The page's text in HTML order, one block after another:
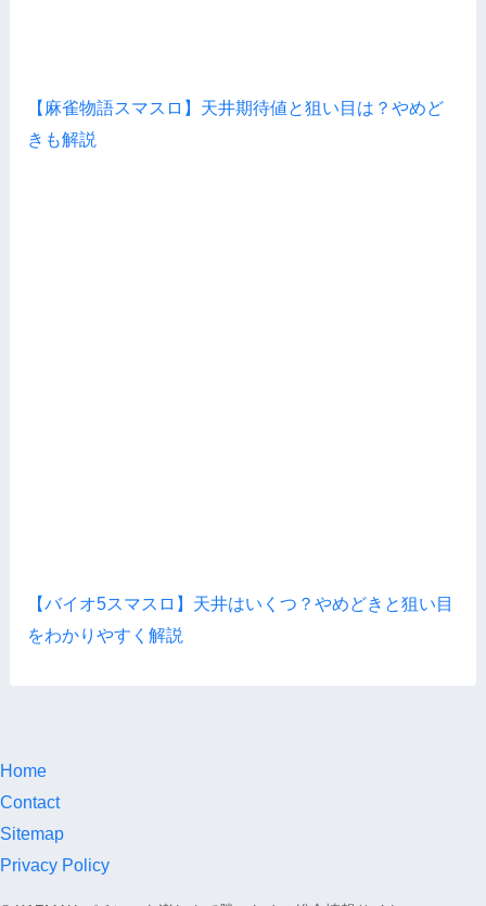
【麻雀物語スマスロ】天井期待値と狙い目は？やめど
きも解説
【バイオ5スマスロ】天井はいくつ？やめどきと狙い目
をわかりやすく解説
Home
Contact
Sitemap
Privacy Policy